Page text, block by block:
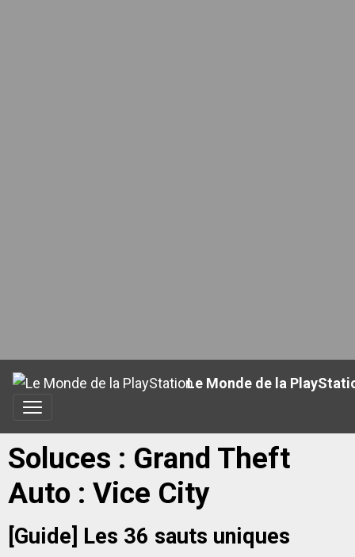
Le Monde de la
Soluces : Grand Theft
Auto : Vice City
[Guide] Les 36 sauts uniques